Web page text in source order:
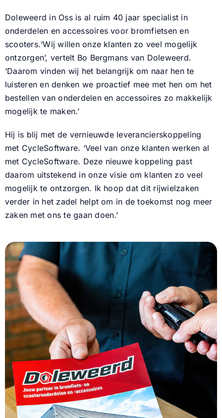
Doleweerd in Oss is al ruim 40 jaar specialist in
onderdelen en accessoires voor bromfietsen en
scooters.‘Wij willen onze klanten zo veel mogelijk
ontzorgen’, vertelt Bo Bergmans van Doleweerd.
‘Daarom vinden wij het belangrijk om naar hen te
luisteren en denken we proactief mee met hen om het
bestellen van onderdelen en accessoires zo makkelijk
mogelijk te maken.’
Hij is blij met de vernieuwde leverancierskoppeling
met CycleSoftware. ‘Veel van onze klanten werken al
met CycleSoftware. Deze nieuwe koppeling past
daarom uitstekend in onze visie om klanten zo veel
mogelijk te ontzorgen. Ik hoop dat dit rijwielzaken
verder in het zadel helpt om in de toekomst nog meer
zaken met ons te gaan doen.’